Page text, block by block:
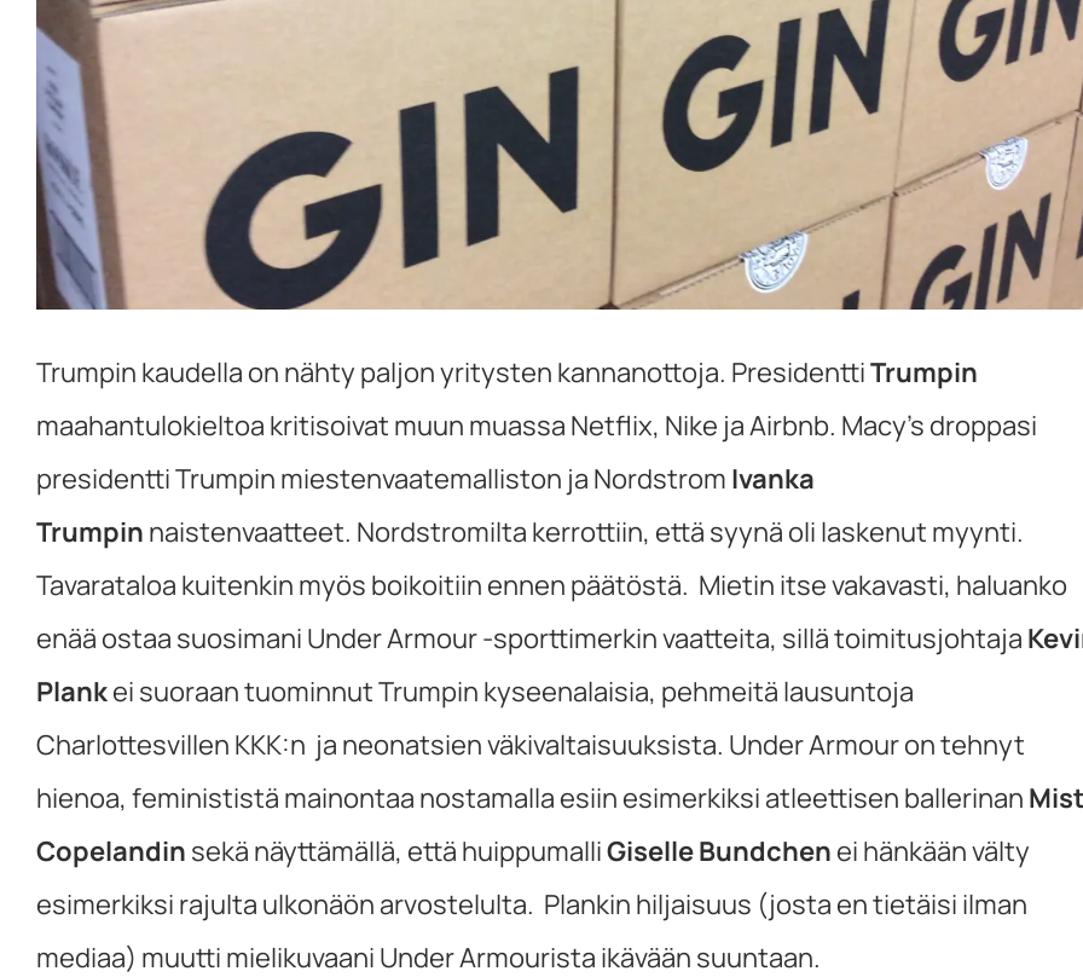
Trumpin kaudella on nähty paljon yritysten kannanottoja. PresidenttiTrumpin
maahantulokieltoa kritisoivat muun muassa Netflix, Nike ja Airbnb. Macy’s droppasi
presidentti Trumpin miestenvaatemalliston ja Nordstrom Ivanka
Trumpin naistenvaatteet. Nordstromilta kerrottiin, että syynä oli laskenut myynti.
Tavarataloa kuitenkin myös boikoitiin ennen päätöstä. Mietin itse vakavasti, haluanko
enää ostaa suosimani Under Armour -sporttimerkin vaatteita, sillä toimitusjohtaja
Plankei suoraan tuominnut Trumpin kyseenalaisia, pehmeitä lausuntoja
Charlottesvillen KKK:n ja neonatsien väkivaltaisuuksista. Under Armour on tehnyt
hienoa, feminististä mainontaa nostamalla esiin esimerkiksi atleettisen ballerinan
Copelandin sekä näyttämällä, että huippumalliGiselle Bundchen ei hänkään välty
esimerkiksi rajulta ulkonäön arvostelulta. Plankin hiljaisuus (josta en tietäisi ilman
mediaa) muutti mielikuvaani Under Armourista ikävään suuntaan.